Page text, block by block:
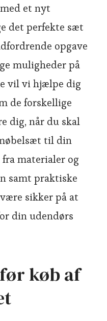
et nyt
det perfekte sæt
opgave
muligheder på
vil vi hjælpe dig
de forskellige
dig, når du skal
til din
materialer og
samt praktiske
sikker på at
din udendørs
køb af